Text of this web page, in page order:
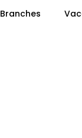
Branches